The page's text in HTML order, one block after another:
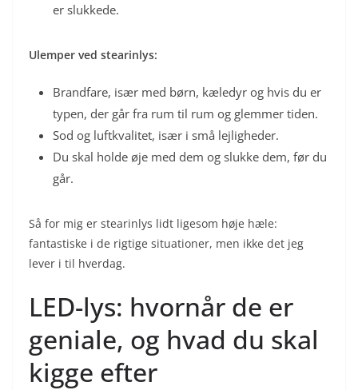
er slukkede.
Ulemper ved stearinlys:
Brandfare, især med børn, kæledyr og hvis du er
typen, der går fra rum til rum og glemmer tiden.
Sod og luftkvalitet, især i små lejligheder.
Du skal holde øje med dem og slukke dem, før du
går.
Så for mig er stearinlys lidt ligesom høje hæle:
fantastiske i de rigtige situationer, men ikke det jeg
lever i til hverdag.
LED-lys: hvornår de er
geniale, og hvad du skal
kigge efter